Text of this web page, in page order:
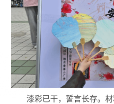
漆彩已干，誓言长存。